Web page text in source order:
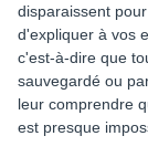
disparaissent
d'expliquer à vos
c'est-à-dire que
sauvegardé ou
leur comprendre
est presque